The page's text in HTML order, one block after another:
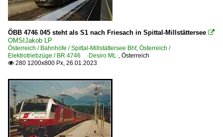
ÖBB 4746 045 steht als S1 nach Friesach in Spittal-Millstättersee 
OMSIJakob LP
Österreich / Bahnhöfe / Spittal-Millstättersee Bhf, Österreich /
Elektrotriebzüge / BR 4746 ·Desiro ML·, Österreich
 280 1200x800 Px, 26.01.2023